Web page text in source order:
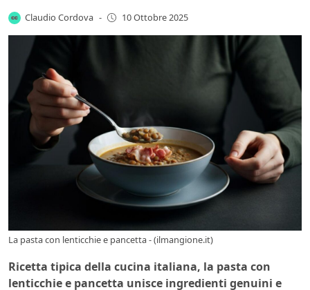
Claudio Cordova - 10 Ottobre 2025
La pasta con lenticchie e pancetta - (ilmangione.it)
Ricetta tipica della cucina italiana, la pasta con
lenticchie e pancetta unisce ingredienti genuini e